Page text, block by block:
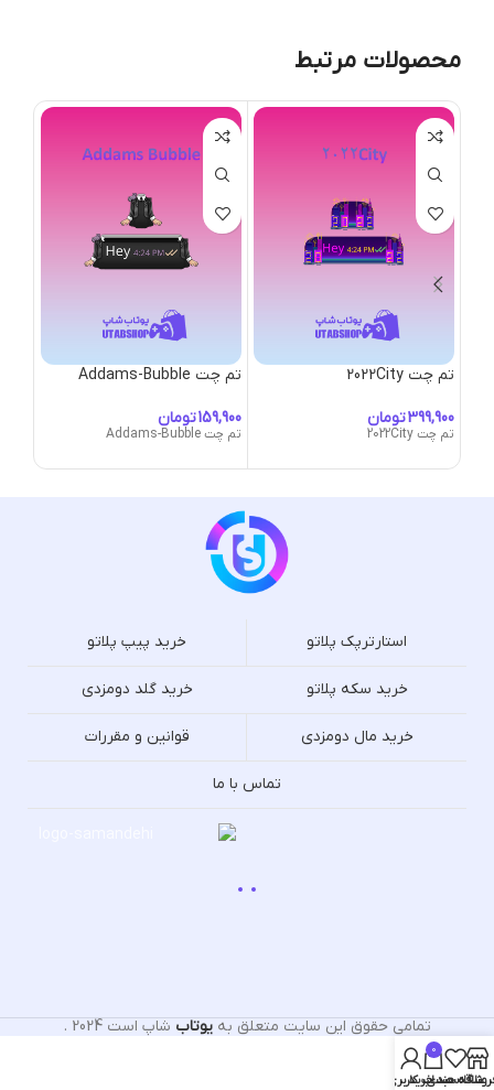
محصولات مرتبط
تم چت 2022City
تومان
تم چت 2022City
تم چت Addams-Bubble
تومان
تم چت Addams-Bubble
استارترپک پلاتو خرید پیپ پلاتو
خرید سکه پلاتو خرید گلد دومزدی
خرید مال دومزدی قوانین و مقررات
تماس با ما
تمامی حقوق این سایت متعلق بهیوتاب شاپ است 2024
.
علاقه مندی
0
سبد خرید
حساب کاربری من